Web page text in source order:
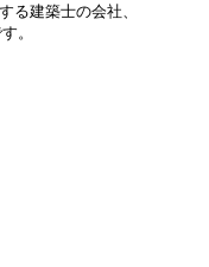
る建築士の会社、
。